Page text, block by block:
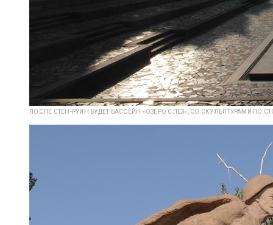
ПОСЛЕ СТЕН-РУИН БУДЕТ БАССЕЙН «ОЗЕРО СЛЕЗ», СО СКУЛЬПТУРАМИ